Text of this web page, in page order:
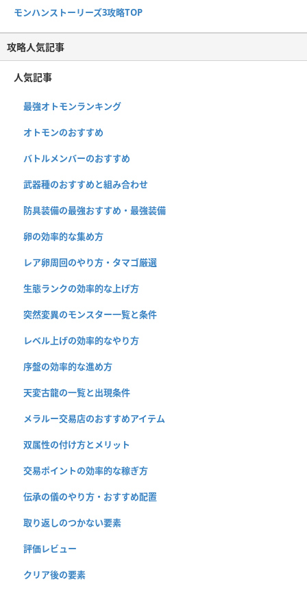
モンハンストーリーズ3攻略TOP
攻略人気記事
人気記事
最強オトモンランキング
オトモンのおすすめ
バトルメンバーのおすすめ
武器種のおすすめと組み合わせ
防具装備の最強おすすめ・最強装備
卵の効率的な集め方
レア卵周回のやり方・タマゴ厳選
生態ランクの効率的な上げ方
突然変異のモンスター一覧と条件
レベル上げの効率的なやり方
序盤の効率的な進め方
天変古龍の一覧と出現条件
メラルー交易店のおすすめアイテム
双属性の付け方とメリット
交易ポイントの効率的な稼ぎ方
伝承の儀のやり方・おすすめ配置
取り返しのつかない要素
評価レビュー
クリア後の要素